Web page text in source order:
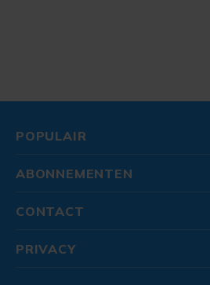
POPULAIR
ABONNEMENTEN
CONTACT
PRIVACY